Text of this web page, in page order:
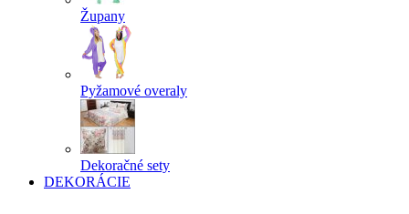
Župany
Pyžamové overaly
Dekoračné sety
DEKORÁCIE